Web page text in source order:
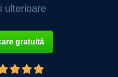
ulterioare
gratuită